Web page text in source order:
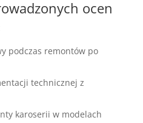
ocen
podczas remontów po
technicznej z
karoserii w modelach